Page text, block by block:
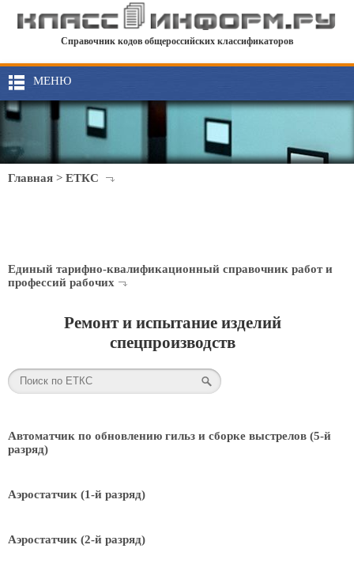
Справочник кодов общероссийских классификаторов
МЕНЮ
Главная > ЕТКС
Единый тарифно-квалификационный справочник работ и
профессий рабочих
Ремонт и испытание изделий
спецпроизводств
Автоматчик по обновлению гильз и сборке выстрелов (5-й
разряд)
Аэростатчик (1-й разряд)
Аэростатчик (2-й разряд)